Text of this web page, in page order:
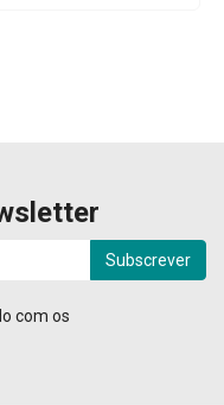
Subscrever
com os